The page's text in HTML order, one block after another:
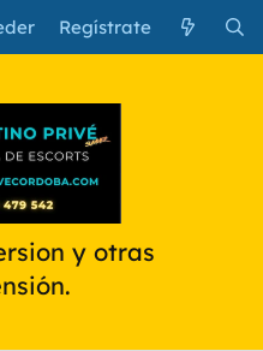
Regístrate
y otras